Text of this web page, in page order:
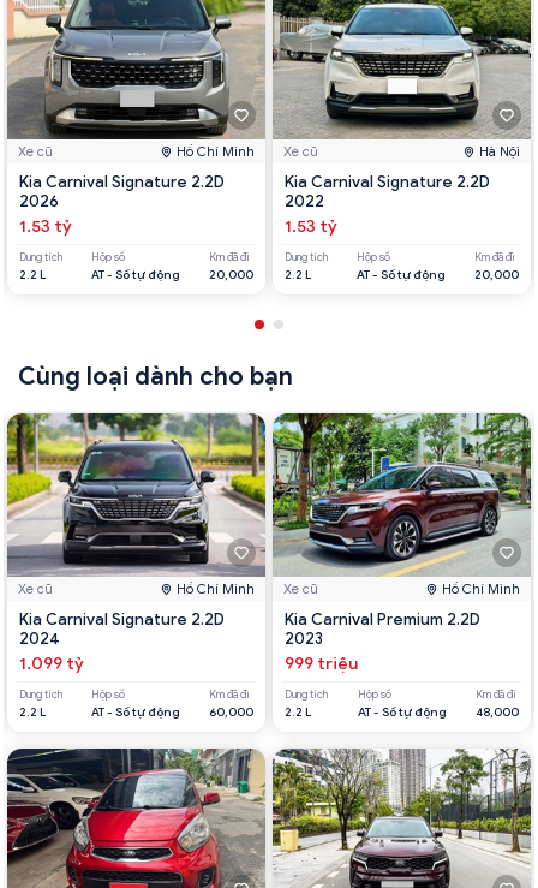
Xe cũ Hồ Chí Minh
Kia Carnival Signature 2.2D
2026
1.53 tỷ
Dung tích
2.2 L
Hộp số
AT - Số tự động
Km đã đi
20,000
Xe cũ Hà Nội
Kia Carnival Signature 2.2D
2022
1.53 tỷ
Dung tích
2.2 L
Hộp số
AT - Số tự động
Km đã đi
20,000
Cùng loại dành cho bạn
Xe cũ Hồ Chí Minh
Kia Carnival Signature 2.2D
2024
1.099 tỷ
Dung tích
2.2 L
Hộp số
AT - Số tự động
Km đã đi
60,000
Xe cũ Hồ Chí Minh
Kia Carnival Premium 2.2D
2023
999 triệu
Dung tích
2.2 L
Hộp số
AT - Số tự động
Km đã đi
48,000